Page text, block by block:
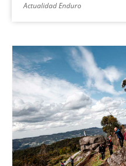
Actualidad Enduro